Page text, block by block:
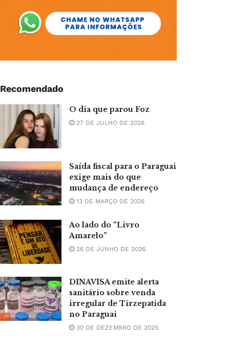
Recomendado
O dia que parou Foz
27 DE JULHO DE 2026
Saída fiscal para o Paraguai
exige mais do que
mudança de endereço
13 DE MARÇO DE 2026
Ao lado do “Livro
Amarelo”
26 DE JUNHO DE 2026
DINAVISA emite alerta
sanitário sobre venda
irregular de Tirzepatida
no Paraguai
30 DE DEZEMBRO DE 2025